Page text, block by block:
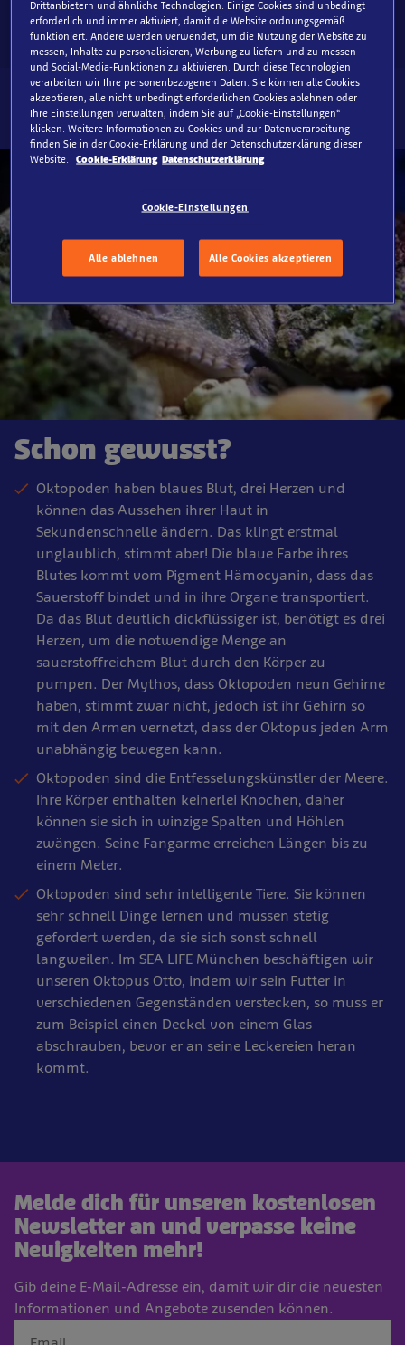
Schon gewusst?
Oktopoden haben blaues Blut, drei Herzen und
können das Aussehen ihrer Haut in
Sekundenschnelle ändern. Das klingt erstmal
unglaublich, stimmt aber! Die blaue Farbe ihres
Blutes kommt vom Pigment Hämocyanin, dass das
Sauerstoff bindet und in ihre Organe transportiert.
Da das Blut deutlich dickflüssiger ist, benötigt es drei
Herzen, um die notwendige Menge an
sauerstoffreichem Blut durch den Körper zu
pumpen. Der Mythos, dass Oktopoden neun Gehirne
haben, stimmt zwar nicht, jedoch ist ihr Gehirn so
mit den Armen vernetzt, dass der Oktopus jeden Arm
unabhängig bewegen kann.
Oktopoden sind die Entfesselungskünstler der Meere.
Ihre Körper enthalten keinerlei Knochen, daher
können sie sich in winzige Spalten und Höhlen
zwängen. Seine Fangarme erreichen Längen bis zu
einem Meter.
Oktopoden sind sehr intelligente Tiere. Sie können
sehr schnell Dinge lernen und müssen stetig
gefordert werden, da sie sich sonst schnell
langweilen. Im SEA LIFE München beschäftigen wir
unseren Oktopus Otto, indem wir sein Futter in
verschiedenen Gegenständen verstecken, so muss er
zum Beispiel einen Deckel von einem Glas
abschrauben, bevor er an seine Leckereien heran
kommt.
Melde dich für unseren kostenlosen
Newsletter an und verpasse keine
Neuigkeiten mehr!
Gib deine E-Mail-Adresse ein, damit wir dir die neuesten
Informationen und Angebote zusenden können.
Drittanbietern und ähnliche Technologien. Einige Cookies sind unbedingt
erforderlich und immer aktiviert, damit die Website ordnungsgemäß
funktioniert. Andere werden verwendet, um die Nutzung der Website zu
messen, Inhalte zu personalisieren, Werbung zu liefern und zu messen
und Social-Media-Funktionen zu aktivieren. Durch diese Technologien
verarbeiten wir Ihre personenbezogenen Daten. Sie können alle Cookies
akzeptieren, alle nicht unbedingt erforderlichen Cookies ablehnen oder
Ihre Einstellungen verwalten, indem Sie auf „Cookie-Einstellungen“
klicken. Weitere Informationen zu Cookies und zur Datenverarbeitung
finden Sie in der Cookie-Erklärung und der Datenschutzerklärung dieser
Website.
Cookie-Erklärung Datenschutzerklärung
Cookie-Einstellungen
Alle ablehnen Alle Cookies akzeptieren